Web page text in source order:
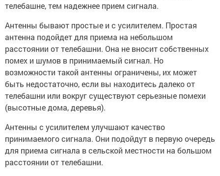
телебашне, тем надежнее прием сигнала.
Антенны бывают простые и с усилителем. Простая
антенна подойдет для приема на небольшом
расстоянии от телебашни. Она не вносит собственных
помех и шумов в принимаемый сигнал. Но
возможности такой антенны ограничены, их может
быть недостаточно, если вы находитесь далеко от
телебашни или вокруг существуют серьезные помехи
(высотные дома, деревья).
Антенны с усилителем улучшают качество
принимаемого сигнала. Они подойдут в первую очередь
для приема сигнала в сельской местности на большом
расстоянии от телебашни.